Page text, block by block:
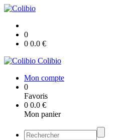
0
0 0.0 €
Colibio
Mon compte
0
Favoris
0 0.0 €
Mon panier